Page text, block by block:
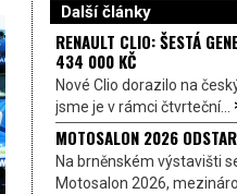
Další články
RENAULT CLIO: ŠESTÁ
434 000 KČ
Nové Clio dorazilo na
jsme je v rámci čtvrteční...
MOTOSALON 2026
Na brněnském výstavišti
Motosalon 2026,